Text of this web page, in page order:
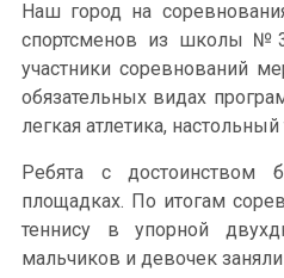
Наш город на
спортсменов из школы
участники соревнований
обязательных видах
легкая атлетика, настольный
Ребята с достоинством
площадках. По итогам
теннису в упорной
мальчиков и девочек